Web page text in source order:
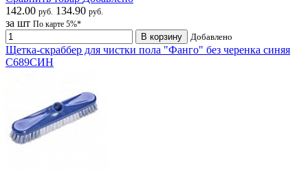
142.00 руб. 134.90 руб.
за шт По карте 5%*
В корзину Добавлено
Щетка-скраббер для чистки пола "Фанго" без черенка синяя
С689СИН